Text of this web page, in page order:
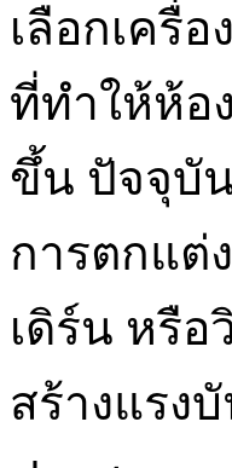
เลือกเครื่
ที่ทำให้ห้อ
ขึ้น ปัจจุบั
การตกแต่
เดิร์น หรื
สร้างแรง